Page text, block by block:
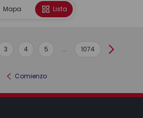
Mapa Lista
3 4 5 ... 1074
Comienzo